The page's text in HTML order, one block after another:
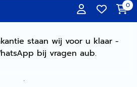
0
staan wij voor u klaar -
bij vragen aub.
.